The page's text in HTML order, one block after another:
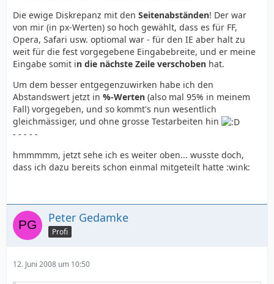
Die ewige Diskrepanz mit den Seitenabständen! Der war
von mir (in px-Werten) so hoch gewählt, dass es für FF,
Opera, Safari usw. optiomal war - für den IE aber halt zu
weit für die fest vorgegebene Eingabebreite, und er meine
Eingabe somit in die nächste Zeile verschoben hat.
Um dem besser entgegenzuwirken habe ich den
Abstandswert jetzt in %-Werten (also mal 95% in meinem
Fall) vorgegeben, und so kommt's nun wesentlich
gleichmässiger, und ohne grosse Testarbeiten hin
- - - - -
hmmmmm, jetzt sehe ich es weiter oben... wusste doch,
dass ich dazu bereits schon einmal mitgeteilt hatte :wink:
Peter Gedamke
Profi
12. Juni 2008 um 10:50